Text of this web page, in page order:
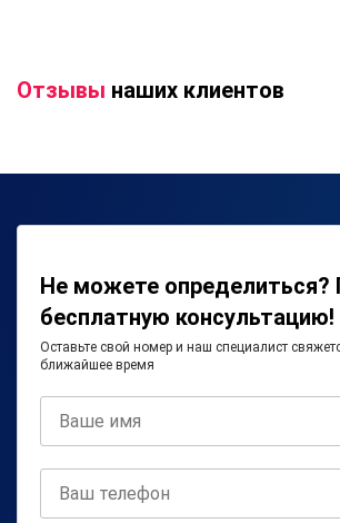
Отзывы наших клиентов
Не можете определиться?
бесплатную консультацию!
Оставьте свой номер и наш специалист
ближайшее время